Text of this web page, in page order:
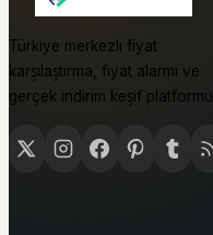
Türkiye merkezli fiyat
karşılaştırma, fiyat alarmı ve
gerçek indirim keşif platformu.